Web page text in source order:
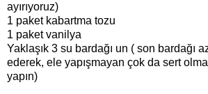
ayırıyoruz)
1 paket kabartma tozu
1 paket vanilya
Yaklaşık 3 su bardağı un ( son bardağı
ederek, ele yapışmayan çok da sert
yapın)